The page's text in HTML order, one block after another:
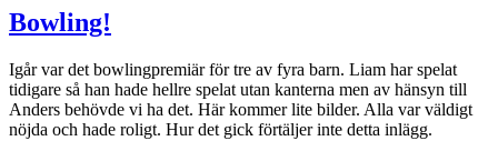
Bowling!
Igår var det bowlingpremiär för tre av fyra barn. Liam har spelat
tidigare så han hade hellre spelat utan kanterna men av hänsyn till
Anders behövde vi ha det. Här kommer lite bilder. Alla var väldigt
nöjda och hade roligt. Hur det gick förtäljer inte detta inlägg.